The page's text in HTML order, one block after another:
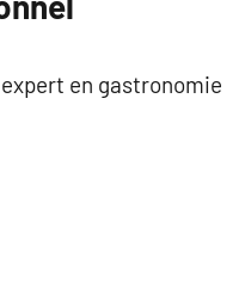
en gastronomie